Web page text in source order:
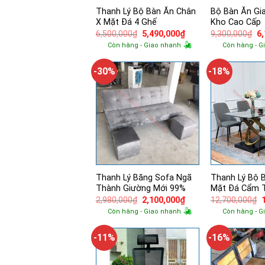
Thanh Lý Bộ Bàn Ăn Chân
X Mặt Đá 4 Ghế
6,500,000₫ Giá
gốc
là:
5,490,000₫Giá
hiện
tại
5,490,000₫.
Còn hàng - Giao nhanh
Bộ Bàn Ăn
Kho Cao Cấp
9,300,000₫
là:
Còn hàng -
-30%
Thanh Lý Băng Sofa Ngã
Thành Giường Mới 99%
2,980,000₫ Giá
gốc
là:
2,100,000₫Giá
hiện
tại
2,100,000₫.
Còn hàng - Giao nhanh
-18%
Thanh Lý Bộ
Mặt Đá Cẩm
12,700,000₫
Còn hàng -
-11% -16%